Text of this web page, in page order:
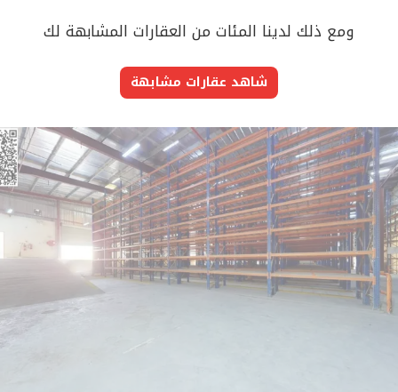
ومع ذلك لدينا المئات من العقارات المشابهة لك
شاهد عقارات مشابهة